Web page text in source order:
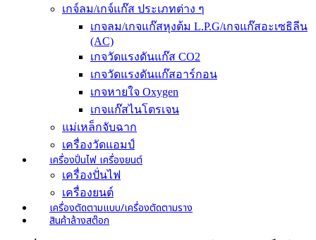
เกจ์ลม/เกจ์แก๊ส ประเภทต่าง ๆ
เกจลม/เกจแก๊สหุงต้ม L.P.G/เกจแก๊สอะเซธิลีน
(AC)
เกจวัดแรงดันแก๊ส CO2
เกจวัดแรงดันแก๊สอาร์กอน
เกจหายใจ Oxygen
เกจแก๊สไนโตรเจน
แม่เหล็กจับฉาก
เครื่องวัดแอมป์
เครื่องปั่นไฟ เครื่องยนต์
เครื่องปั่นไฟ
เครื่องยนต์
เครื่องตัดตามแบบ/เครื่องตัดตามราง
สินค้าล้างสต๊อก